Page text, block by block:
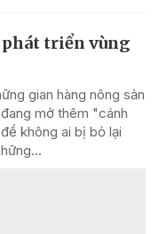
phát triển vùng
gian hàng nông sản
mở thêm "cánh
không ai bị bỏ lại